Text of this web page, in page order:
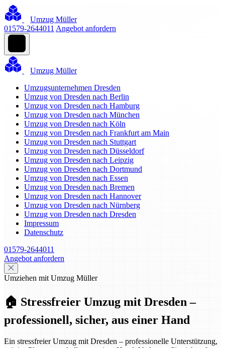
Umzug Müller
01579-2644011 Angebot anfordern
Umzug Müller
Umzugsunternehmen Dresden
Umzug von Dresden nach Berlin
Umzug von Dresden nach Hamburg
Umzug von Dresden nach München
Umzug von Dresden nach Köln
Umzug von Dresden nach Frankfurt am Main
Umzug von Dresden nach Stuttgart
Umzug von Dresden nach Düsseldorf
Umzug von Dresden nach Leipzig
Umzug von Dresden nach Dortmund
Umzug von Dresden nach Essen
Umzug von Dresden nach Bremen
Umzug von Dresden nach Hannover
Umzug von Dresden nach Nürnberg
Umzug von Dresden nach Dresden
Impressum
Datenschutz
01579-2644011
Angebot anfordern
Umziehen mit Umzug Müller
🏠 Stressfreier Umzug mit Dresden –
professionell, sicher, aus einer Hand
Ein stressfreier Umzug mit Dresden – professionelle Unterstützung,